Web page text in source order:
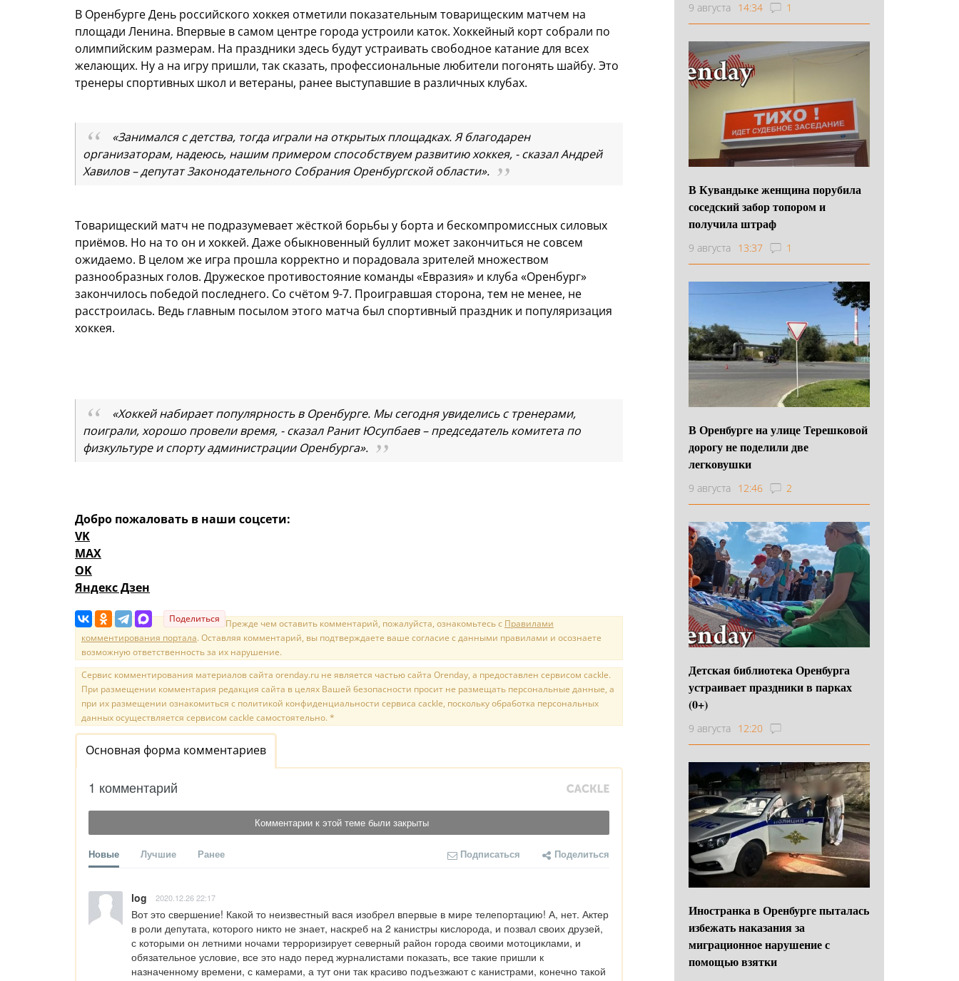
В Оренбурге День российского хоккея отметили показательным товарищеским матчем на
площади Ленина. Впервые в самом центре города устроили каток. Хоккейный корт собрали по
олимпийским размерам. На праздники здесь будут устраивать свободное катание для всех
желающих. Ну а на игру пришли, так сказать, профессиональные любители погонять шайбу. Это
тренеры спортивных школ и ветераны, ранее выступавшие в различных клубах.
«Занимался с детства, тогда играли на открытых площадках. Я благодарен
организаторам, надеюсь, нашим примером способствуем развитию хоккея, - сказал Андрей
Хавилов – депутат Законодательного Собрания Оренбургской области».
Товарищеский матч не подразумевает жёсткой борьбы у борта и бескомпромиссных силовых
приёмов. Но на то он и хоккей. Даже обыкновенный буллит может закончиться не совсем
ожидаемо. В целом же игра прошла корректно и порадовала зрителей множеством
разнообразных голов. Дружеское противостояние команды «Евразия» и клуба «Оренбург»
закончилось победой последнего. Со счётом 9-7. Проигравшая сторона, тем не менее, не
расстроилась. Ведь главным посылом этого матча был спортивный праздник и популяризация
хоккея.
«Хоккей набирает популярность в Оренбурге. Мы сегодня увиделись с тренерами,
поиграли, хорошо провели время, - сказал Ранит Юсупбаев – председатель комитета по
физкультуре и спорту администрации Оренбурга».
Добро пожаловать в наши соцсети:
VK
MAX
OK
Яндекс Дзен
Поделиться Прежде чем оставить комментарий, пожалуйста, ознакомьтесь с Правилами
комментирования портала. Оставляя комментарий, вы подтверждаете ваше согласие с данными правилами и осознаете
возможную ответственность за их нарушение.
Сервис комментирования материалов сайта orenday.ru не является частью сайта Orenday, а предоставлен сервисом cackle.
При размещении комментария редакция сайта в целях Вашей безопасности просит не размещать персональные данные, а
при их размещении ознакомиться с политикой конфиденциальности сервиса cackle, поскольку обработка персональных
данных осуществляется сервисом cackle самостоятельно. *
Основная форма комментариев
1 комментарий
Комментарии к этой теме были закрыты
Новые Лучшие Ранее Подписаться Поделиться
log 2020.12.26 22:17
Вот это свершение! Какой то неизвестный вася изобрел впервые в мире телепортацию! А, нет. Актер
в роли депутата, которого никто не знает, наскреб на 2 канистры кислорода, и позвал своих друзей,
с которыми он летними ночами терроризирует северный район города своими мотоциклами, и
обязательное условие, все это надо перед журналистами показать, все такие пришли к
назначенному времени, с камерами, а тут они так красиво подъезжают с канистрами, конечно такой
9 августа 14:34 1
В Кувандыке женщина порубила
соседский забор топором и
получила штраф
9 августа 13:37 1
В Оренбурге на улице Терешковой
дорогу не поделили две
легковушки
9 августа 12:46 2
Детская библиотека Оренбурга
устраивает праздники в парках
(0+)
9 августа 12:20
Иностранка в Оренбурге пыталась
избежать наказания за
миграционное нарушение с
помощью взятки